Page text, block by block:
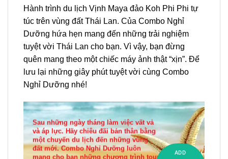
Hành trình du lịch Vịnh Maya đảo Koh Phi Phi tự
túc trên vùng đấtThái Lan. Của Combo Nghỉ
Dưỡng hứa hẹn mang đến những trải nghiệm
tuyệt vời Thái Lan cho bạn. Vì vậy, bạn đừng
quên mang theo một chiếc máy ảnh thật “xịn”. Để
lưu lại những giây phút tuyệt vời cùng Combo
Nghỉ Dưỡng nhé!
Sau những ngày tháng làm việc vất vả
và áp lực. Hãy chiêu đãi bản thân bằng
một chuyến du lịch đến những vùng
đất mới. Combo Nghỉ Dưỡng luôn
mang cho bạn những chương trình tour
ADD